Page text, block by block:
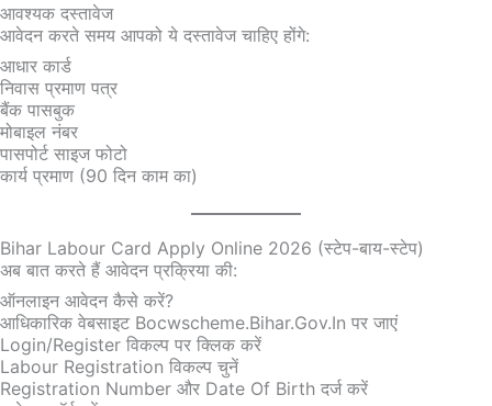
आवश्यक दस्तावेज
आवेदन करते समय आपको ये दस्तावेज चाहिए होंगे:
आधार कार्ड
निवास प्रमाण पत्र
बैंक पासबुक
मोबाइल नंबर
पासपोर्ट साइज फोटो
कार्य प्रमाण (90 दिन काम का)
Bihar Labour Card Apply Online 2026 (स्टेप-बाय-स्टेप)
अब बात करते हैं आवेदन प्रक्रिया की:
ऑनलाइन आवेदन कैसे करें?
आधिकारिक वेबसाइट Bocwscheme.bihar.gov.in पर जाएं
Login/Register विकल्प पर क्लिक करें
Labour Registration विकल्प चुनें
Registration Number और Date Of Birth दर्ज करें